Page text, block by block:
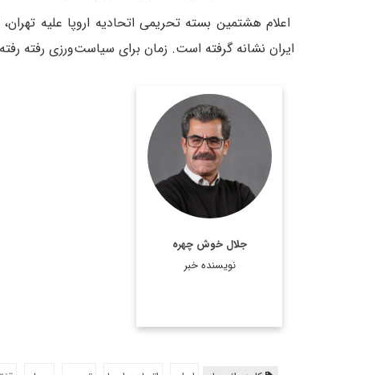
اعلام هشتمین بسته تحریمی اتحادیه اروپا علیه
ایران نشانه گرفته است. زمان برای سیاست‌ورزی رفته
جلال خوش چهره
نویسنده خبر
روزنامه‌نگار و تحلیلگر
مسائل بین‌الملل
اطلاعات بیشتر